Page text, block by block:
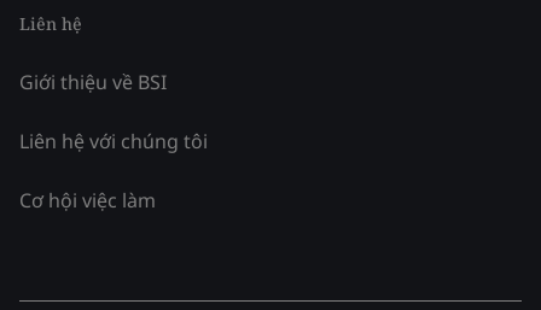
Liên hệ
Giới thiệu về BSI
Liên hệ với chúng tôi
Cơ hội việc làm